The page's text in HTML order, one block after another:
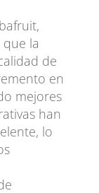
la
de
en
mejores
han
lo